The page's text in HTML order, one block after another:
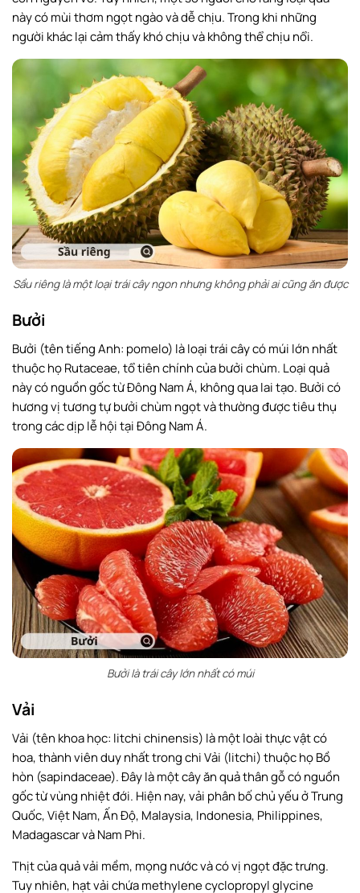
này có mùi thơm ngọt ngào và dễ chịu. Trong khi những
người khác lại cảm thấy khó chịu và không thể chịu nổi.
Sầu riêng là một loại trái cây ngon nhưng không phải ai cũng ăn được
Bưởi
Bưởi (tên tiếng Anh: pomelo) là loại trái cây có múi lớn nhất
thuộc họ Rutaceae, tổ tiên chính của bưởi chùm. Loại quả
này có nguồn gốc từ Đông Nam Á, không qua lai tạo. Bưởi có
hương vị tương tự bưởi chùm ngọt và thường được tiêu thụ
trong các dịp lễ hội tại Đông Nam Á.
Bưởi là trái cây lớn nhất có múi
Vải
Vải (tên khoa học: litchi chinensis) là một loài thực vật có
hoa, thành viên duy nhất trong chi Vải (litchi) thuộc họ Bồ
hòn (sapindaceae). Đây là một cây ăn quả thân gỗ có nguồn
gốc từ vùng nhiệt đới. Hiện nay, vải phân bố chủ yếu ở Trung
Quốc, Việt Nam, Ấn Độ, Malaysia, Indonesia, Philippines,
Madagascar và Nam Phi.
Thịt của quả vải mềm, mọng nước và có vị ngọt đặc trưng.
Tuy nhiên, hạt vải chứa methylene cyclopropyl glycine